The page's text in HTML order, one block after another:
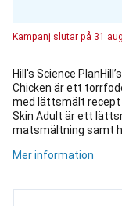
Kampanj slutar på 31
Hill's Science
Chicken är ett
med lättsmält recept
Skin Adult är ett
matsmältning samt
Mer information